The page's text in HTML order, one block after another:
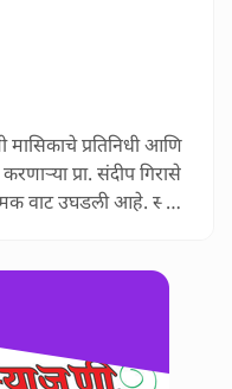
प्रतिनिधी आणि
प्रा. संदीप गिरासे
वाट उघडली आहे. स्त्री-
प्रस्थापित
महत्त्वाचे असले तरी …